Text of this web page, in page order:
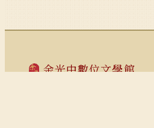
余光中數位文學館